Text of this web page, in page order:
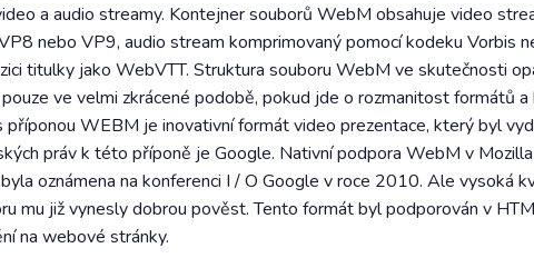
a audio streamy. Kontejner souborů WebM obsahuje video
nebo VP9, audio stream komprimovaný pomocí kodeku Vorbis
titulky jako WebVTT. Struktura souboru WebM ve skutečnosti
ve velmi zkrácené podobě, pokud jde o rozmanitost formátů a
příponou WEBM je inovativní formát video prezentace, který byl
práv k této příponě je Google. Nativní podpora WebM v
oznámena na konferenci I / O Google v roce 2010. Ale vysoká
mu již vynesly dobrou pověst. Tento formát byl podporován v
na webové stránky.